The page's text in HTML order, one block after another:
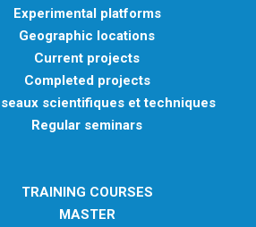
Experimental platforms
Geographic locations
Current projects
Completed projects
scientifiques et techniques
Regular seminars
TRAINING COURSES
MASTER